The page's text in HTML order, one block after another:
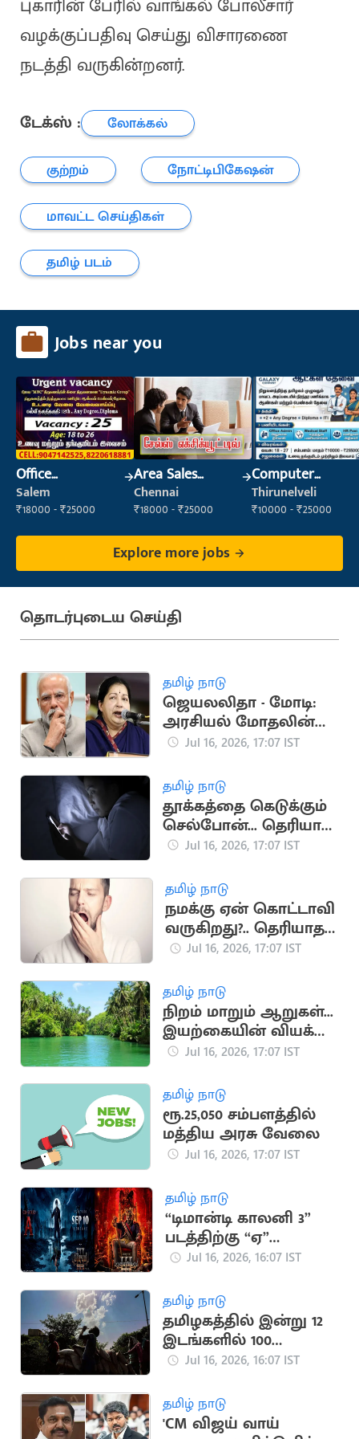
புகாரின் பேரில் வாங்கல் போலீசார்
வழக்குப்பதிவு செய்து விசாரணை
நடத்தி வருகின்றனர்.
டேக்ஸ் :
லோக்கல்
குற்றம்
நோட்டிபிகேஷன்
மாவட்ட செய்திகள்
தமிழ் படம்
Jobs near you
Office
Maintenance
Staff
Salem
₹18000 - ₹25000
Area Sales
Executive
Chennai
₹18000 - ₹25000
Computer
Operator
Thirunelveli
₹10000 - ₹25000
Explore more jobs
தொடர்புடைய செய்தி
தமிழ் நாடு
ஜெயலலிதா - மோடி:
அரசியல் மோதலின்
முக்கிய தருணங்கள்
Jul 16, 2026, 17:07 IST
தமிழ் நாடு
தூக்கத்தை கெடுக்கும்
செல்போன்... தெரியாத
ஆபத்துகள்
Jul 16, 2026, 17:07 IST
தமிழ் நாடு
நமக்கு ஏன் கொட்டாவி
வருகிறது?.. தெரியாத
சுவாரஸ்ய
Jul 16, 2026, 17:07 IST
தமிழ் நாடு
நிறம் மாறும் ஆறுகள்...
இயற்கையின் வியக்க
வைக்கும்
Jul 16, 2026, 17:07 IST
தமிழ் நாடு
ரூ.25,050 சம்பளத்தில்
மத்திய அரசு வேலை
Jul 16, 2026, 17:07 IST
தமிழ் நாடு
“டிமான்டி காலனி 3”
படத்திற்கு “ஏ”
சான்றிதழ் வழங்கிய
Jul 16, 2026, 16:07 IST
தமிழ் நாடு
தமிழகத்தில் இன்று 12
இடங்களில் 100
டிகிரியை தாண்டிய
Jul 16, 2026, 16:07 IST
தமிழ் நாடு
'CM விஜய் வாய்